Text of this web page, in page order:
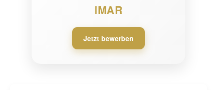
iMAR
Jetzt bewerben